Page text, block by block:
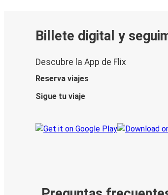
Billete digital y
Descubre la App de Flix
Reserva viajes
Sigue tu viaje